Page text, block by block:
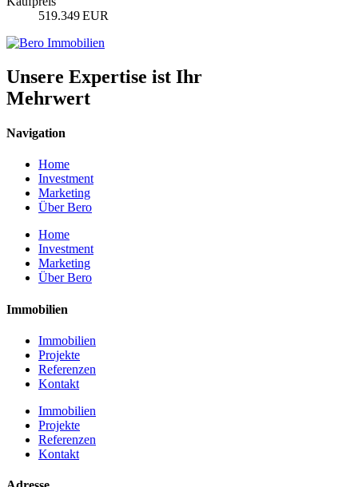
519.349 EUR
Unsere Expertise ist Ihr
Mehrwert
Navigation
Home
Investment
Marketing
Über Bero
Home
Investment
Marketing
Über Bero
Immobilien
Immobilien
Projekte
Referenzen
Kontakt
Immobilien
Projekte
Referenzen
Kontakt